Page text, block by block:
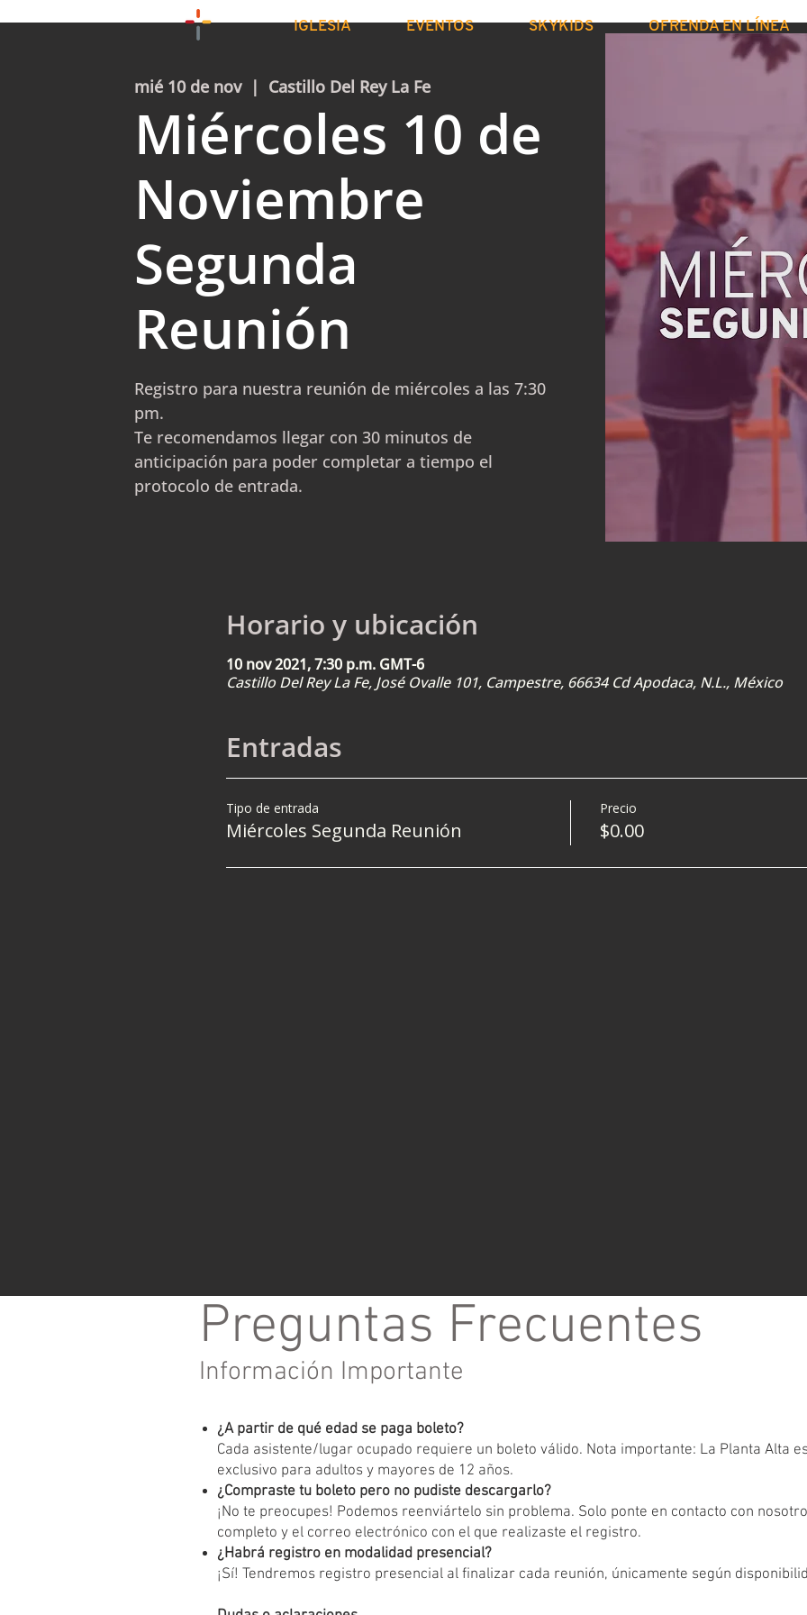
IGLESIA EVENTOS SKYKIDS OFRENDA EN LÍNEA
mié 10 de nov
  |
Castillo Del Rey La Fe
Miércoles 10 de
Noviembre
Segunda
Reunión
Registro para nuestra reunión de miércoles a las 7:30
pm.
Te recomendamos llegar con 30 minutos de
anticipación para poder completar a tiempo el
protocolo de entrada.
Horario y ubicación
10 nov 2021, 7:30 p.m. GMT-6
Castillo Del Rey La Fe, José Ovalle 101, Campestre, 66634 Cd Apodaca, N.L., México
Entradas
Tipo de entrada
Miércoles Segunda Reunión
Precio
$0.00
Preguntas Frecuentes
Información Importante
¿A partir de qué edad se paga boleto?
Cada asistente/lugar ocupado requiere un boleto válido. Nota importante: La Planta Alta
exclusivo para adultos y mayores de 12 años.
¿Compraste tu boleto pero no pudiste descargarlo?
¡No te preocupes! Podemos reenviártelo sin problema. Solo ponte en contacto con
completo y el correo electrónico con el que realizaste el registro.
¿Habrá registro en modalidad presencial?
¡Sí! Tendremos registro presencial al finalizar cada reunión, únicamente según